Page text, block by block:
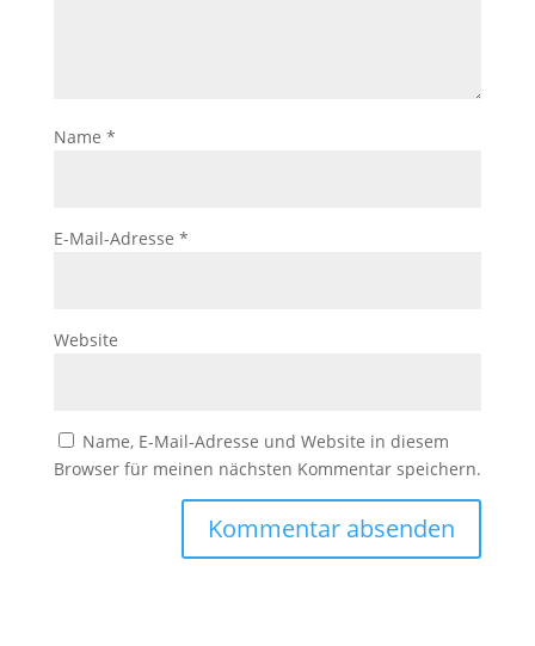
Name *
E-Mail-Adresse *
Website
Name, E-Mail-Adresse und Website in diesem
Browser für meinen nächsten Kommentar speichern.